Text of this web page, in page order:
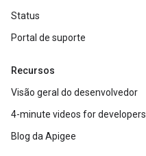
Status
Portal de suporte
Recursos
Visão geral do desenvolvedor
4-minute videos for developers
Blog da Apigee